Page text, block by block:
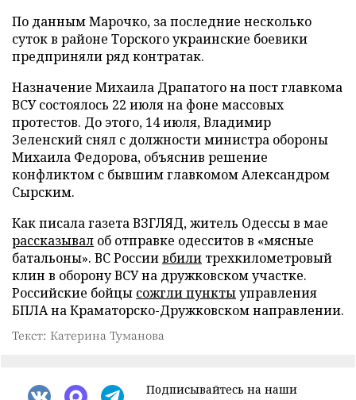
По данным Марочко, за последние несколько
суток в районе Торского украинские боевики
предприняли ряд контратак.
Назначение Михаила Драпатого на пост главкома
ВСУ состоялось 22 июля на фоне массовых
протестов. До этого, 14 июля, Владимир
Зеленский снял с должности министра обороны
Михаила Федорова, объяснив решение
конфликтом с бывшим главкомом Александром
Сырским.
Как писала газета ВЗГЛЯД, житель Одессы в мае
рассказывал об отправке одесситов в «мясные
батальоны». ВС Россиивбили трехкилометровый
клин в оборону ВСУ на дружковском участке.
Российские бойцы сожгли пунктыуправления
БПЛА на Краматорско-Дружковском направлении.
Текст: Катерина Туманова
Подписывайтесь на наши